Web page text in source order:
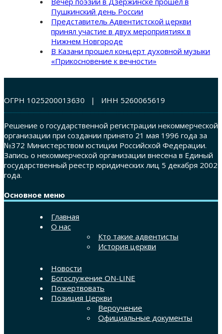
Пушкинский день России
Представитель Адвентистской церкви
принял участие в двух мероприятиях в
Нижнем Новгороде
В Казани прошел концерт духовной музыки
«Прикосновение к вечности»
ОГРН 1025200013630 | ИНН 5260065619
Решение о государственной регистрации некоммерческой
организации при создании принято 21 мая 1996 года за
№372 Министерством юстиции Российской Федерации.
Запись о некоммерческой организации внесена в Единый
государственный реестр юридических лиц 5 декабря 2002
года.
Основное меню
Главная
О нас
Кто такие адвентисты
История церкви
Новости
Богослужение ON-LINE
Пожертвовать
Позиция Церкви
Вероучение
Официальные документы